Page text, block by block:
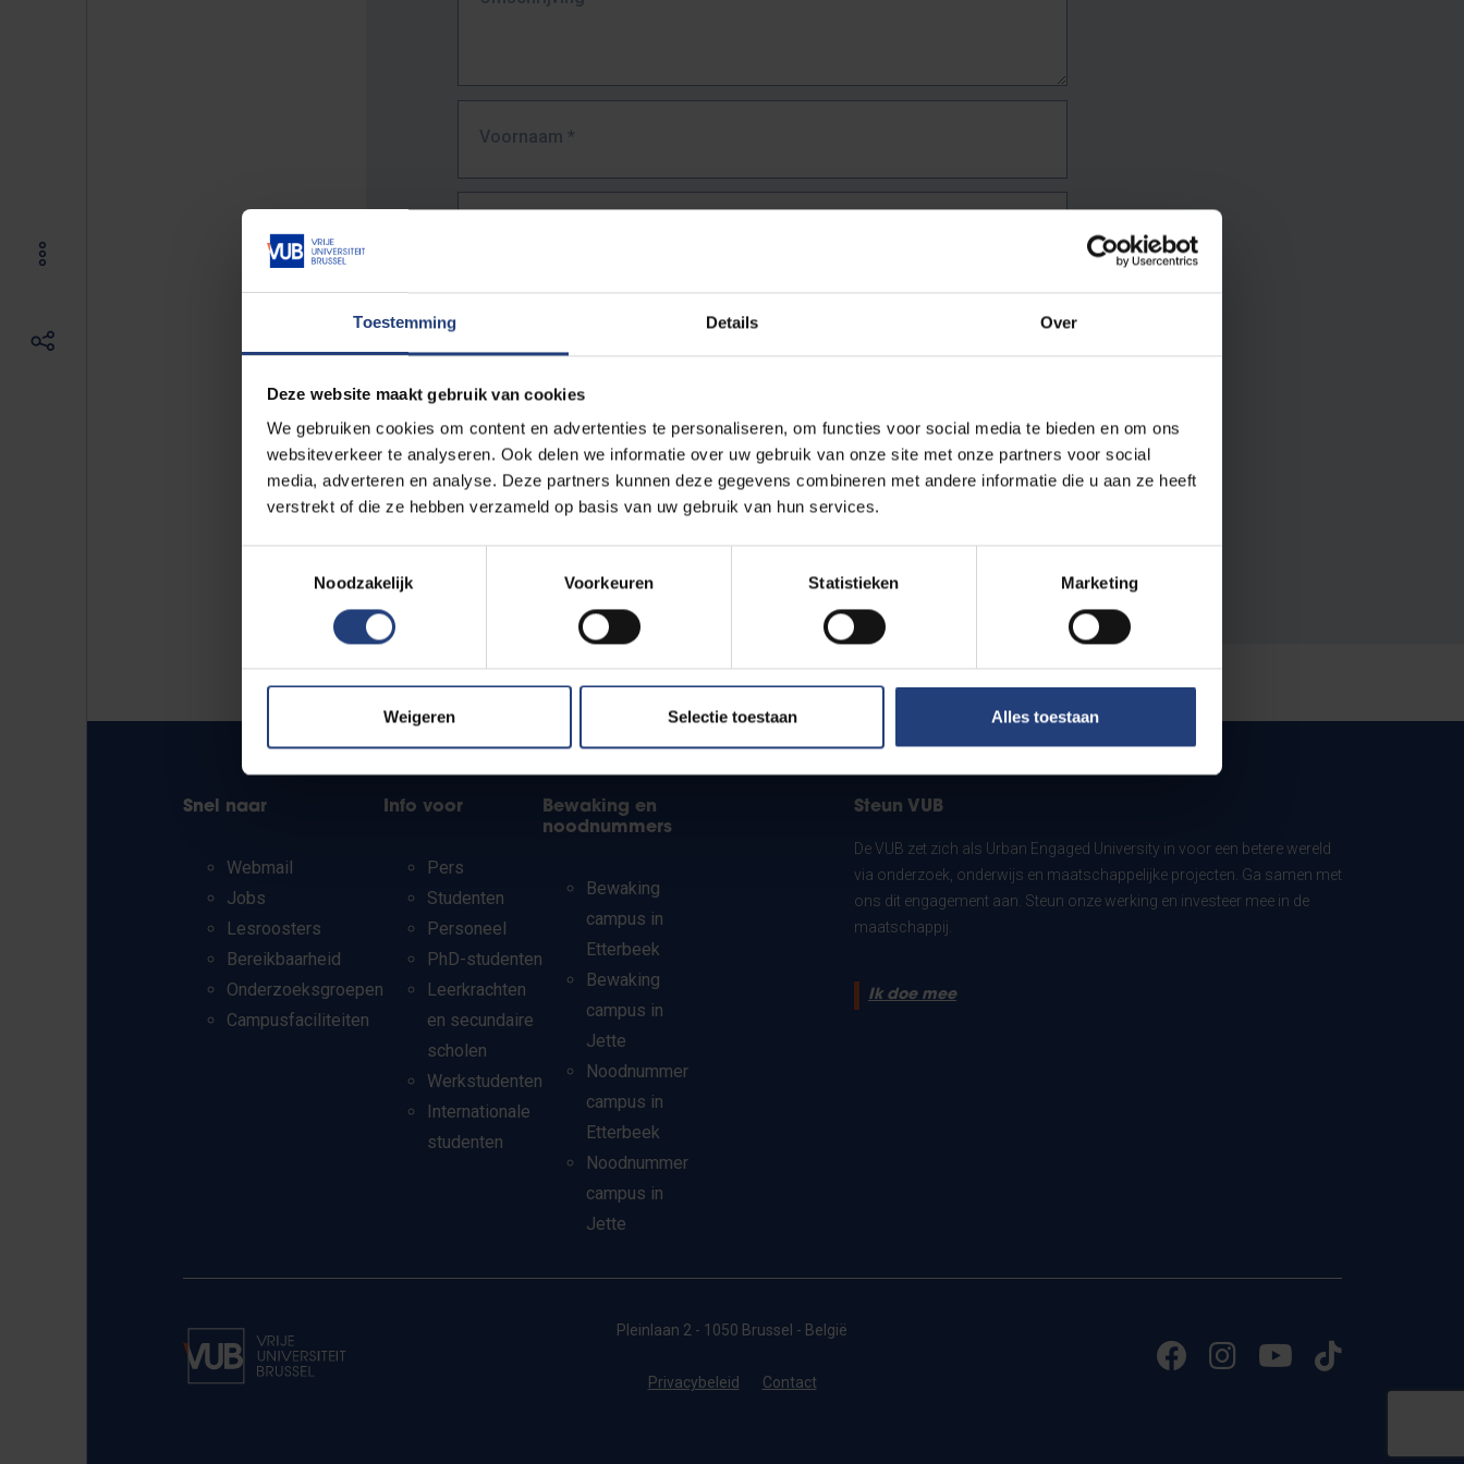
Toestemming Details Over
Deze website maakt gebruik van cookies
We gebruiken cookies om content en advertenties te personaliseren, om functies voor social media te bieden en om ons
websiteverkeer te analyseren. Ook delen we informatie over uw gebruik van onze site met onze partners voor social
media, adverteren en analyse. Deze partners kunnen deze gegevens combineren met andere informatie die u aan ze heeft
verstrekt of die ze hebben verzameld op basis van uw gebruik van hun services.
Noodzakelijk
Voorkeuren Statistieken Marketing
Weigeren Selectie toestaan Alles toestaan
Voornaam *
URL*
De volledige URL van de pagina waar je de fout zag.
Bv. https://www.vub.be/nl/studeren-aan-de-vub/alle-opleidingen
Snel naar
Webmail
Jobs
Lesroosters
Bereikbaarheid
Onderzoeksgroepen
Campusfaciliteiten
Info voor
Pers
Studenten
Personeel
PhD-studenten
Leerkrachten
en secundaire
scholen
Werkstudenten
Internationale
studenten
Bewaking en
noodnummers
Bewaking
campus in
Etterbeek
Bewaking
campus in
Jette
Noodnummer
campus in
Etterbeek
Noodnummer
campus in
Jette
Steun VUB
De VUB zet zich als Urban Engaged University in voor een betere wereld
via onderzoek, onderwijs en maatschappelijke projecten. Ga samen met
ons dit engagement aan. Steun onze werking en investeer mee in de
maatschappij.
Ik doe mee
Pleinlaan 2 - 1050 Brussel - België
Privacybeleid Contact